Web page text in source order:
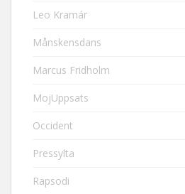
Leo Kramár
Månskensdans
Marcus Fridholm
MojUppsats
Occident
Pressylta
Rapsodi